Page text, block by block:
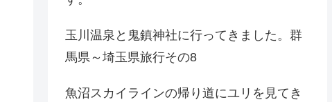
玉川温泉と鬼鎮神社に行ってきました。群
馬県～埼玉県旅行その8
魚沼スカイラインの帰り道にユリを見てき